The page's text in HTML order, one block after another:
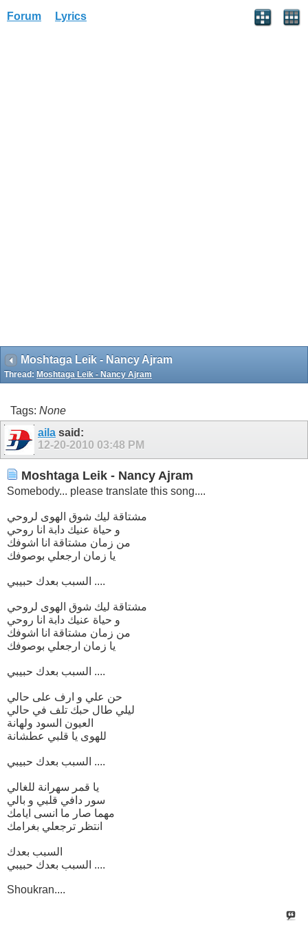
Forum Lyrics
Moshtaga Leik - Nancy Ajram
Thread: Moshtaga Leik - Nancy Ajram
Tags: None
aila said:
12-20-2010 03:48 PM
Moshtaga Leik - Nancy Ajram
Somebody... please translate this song....
مشتاقة ليك شوق الهوى لروحي
و حياة عنيك دابة انا روحي
من زمان مشتاقة انا اشوفك
يا زمان ارجعلي بوصوفك
السبب بعدك حبيبي ....
مشتاقة ليك شوق الهوى لروحي
و حياة عنيك دابة انا روحي
من زمان مشتاقة انا اشوفك
يا زمان ارجعلي بوصوفك
السبب بعدك حبيبي ....
حن علي و ارف على حالي
ليلي طال حبك تلف في حالي
العيون السود ولهانة
للهوى يا قلبي عطشانة
السبب بعدك حبيبي ....
يا قمر سهرانة للغالي
سور دافي قلبي و بالي
مهما صار ما انسى ايامك
انتظر ترجعلي بغرامك
السبب بعدك
السبب بعدك حبيبي ....
Shoukran....